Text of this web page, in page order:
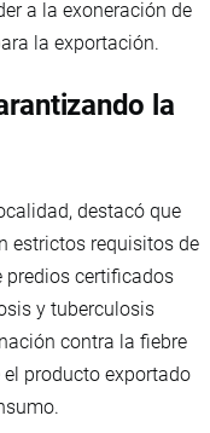
a la exoneración de
la exportación.
la
destacó que
estrictos requisitos de
predios certificados
y tuberculosis
contra la fiebre
producto exportado